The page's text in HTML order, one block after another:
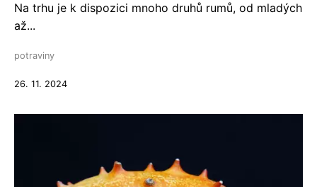
Na trhu je k dispozici mnoho druhů rumů, od mladých
až...
potraviny
26. 11. 2024